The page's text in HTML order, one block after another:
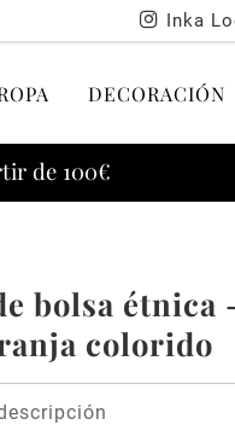
Inka
DECORACIÓN
de 100€
bolsa étnica
colorido